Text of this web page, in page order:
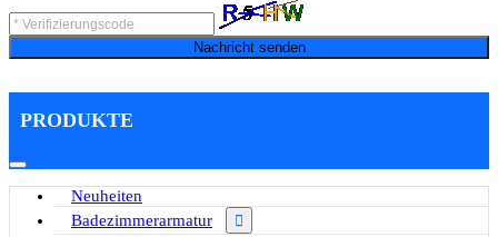
Nachricht senden
PRODUKTE
Neuheiten
Badezimmerarmatur